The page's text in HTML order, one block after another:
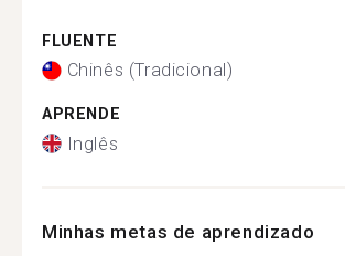
FLUENTE
Chinês (Tradicional)
APRENDE
Inglês
Minhas metas de aprendizado